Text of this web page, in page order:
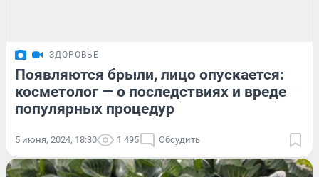
ЗДОРОВЬЕ
Появляются брыли, лицо опускается:
косметолог — о последствиях и вреде
популярных процедур
5 июня, 2024, 18:30 1 495 Обсудить